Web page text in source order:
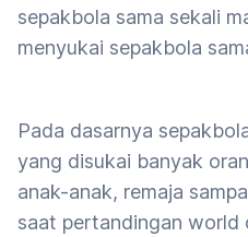
sepakbola sama sekali
menyukai sepakbola
Pada dasarnya
yang disukai banyak
anak-anak, remaja
saat pertandingan world